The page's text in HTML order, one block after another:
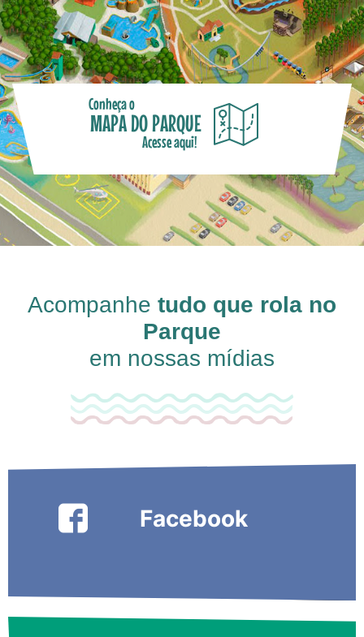
Conheça o
MAPA DO PARQUE
Acesse aqui!
Acompanhe tudo que rola no
Parque
em nossas mídias
Facebook